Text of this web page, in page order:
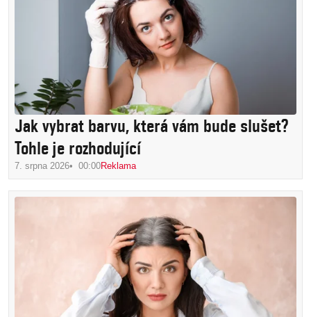
Jak vybrat barvu, která vám bude slušet?
Tohle je rozhodující
7. srpna 2026 00:00Reklama